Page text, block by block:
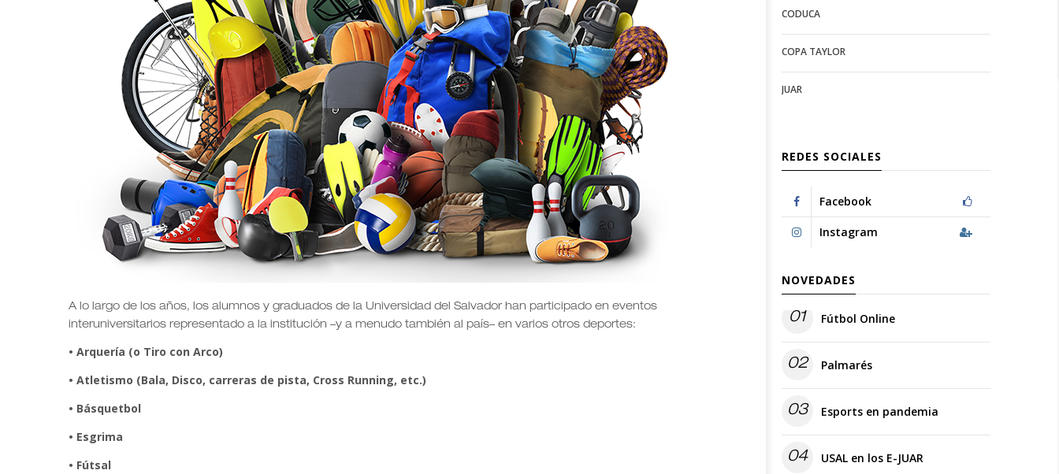
A lo largo de los años, los alumnos y graduados de la Universidad del Salvador han participado en eventos
interuniversitarios representado a la institución –y a menudo también al país– en varios otros deportes:
• Arquería (o Tiro con Arco)
• Atletismo (Bala, Disco, carreras de pista, Cross Running, etc.)
• Básquetbol
• Esgrima
• Fútsal
configuration
options
options
CODUCA
COPA TAYLOR
JUAR
REDES SOCIALES
Facebook
Instagram
NOVEDADES
01 Fútbol Online
02 Palmarés
03 Esports en pandemia
04 USAL en los E-JUAR